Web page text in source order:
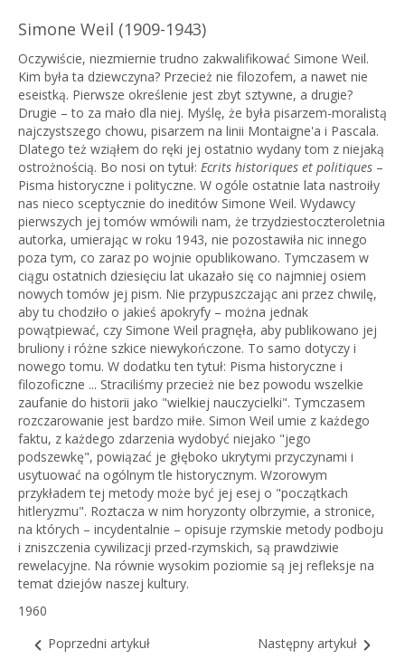
Simone Weil (1909-1943)
Oczywiście, niezmiernie trudno zakwalifikować Simone Weil.
Kim była ta dziewczyna? Przecież nie filozofem, a nawet nie
eseistką. Pierwsze określenie jest zbyt sztywne, a drugie?
Drugie – to za mało dla niej. Myślę, że była pisarzem-moralistą
najczystszego chowu, pisarzem na linii Montaigne'a i Pascala.
Dlatego też wziąłem do ręki jej ostatnio wydany tom z niejaką
ostrożnością. Bo nosi on tytuł: Ecrits historiques et politiques –
Pisma historyczne i polityczne. W ogóle ostatnie lata nastroiły
nas nieco sceptycznie do ineditów Simone Weil. Wydawcy
pierwszych jej tomów wmówili nam, że trzydziestoczteroletnia
autorka, umierając w roku 1943, nie pozostawiła nic innego
poza tym, co zaraz po wojnie opublikowano. Tymczasem w
ciągu ostatnich dziesięciu lat ukazało się co najmniej osiem
nowych tomów jej pism. Nie przypuszczając ani przez chwilę,
aby tu chodziło o jakieś apokryfy – można jednak
powątpiewać, czy Simone Weil pragnęła, aby publikowano jej
bruliony i różne szkice niewykończone. To samo dotyczy i
nowego tomu. W dodatku ten tytuł: Pisma historyczne i
filozoficzne ... Straciliśmy przecież nie bez powodu wszelkie
zaufanie do historii jako "wielkiej nauczycielki". Tymczasem
rozczarowanie jest bardzo miłe. Simon Weil umie z każdego
faktu, z każdego zdarzenia wydobyć niejako "jego
podszewkę", powiązać je głęboko ukrytymi przyczynami i
usytuować na ogólnym tle historycznym. Wzorowym
przykładem tej metody może być jej esej o "początkach
hitleryzmu". Roztacza w nim horyzonty olbrzymie, a stronice,
na których – incydentalnie – opisuje rzymskie metody podboju
i zniszczenia cywilizacji przed-rzymskich, są prawdziwie
rewelacyjne. Na równie wysokim poziomie są jej refleksje na
temat dziejów naszej kultury.
1960
Poprzedni artykuł
Następny artykuł